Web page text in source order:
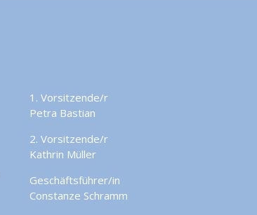
1. Vorsitzende/r
Petra Bastian
2. Vorsitzende/r
Kathrin Müller
Geschäftsführer/in
Constanze Schramm